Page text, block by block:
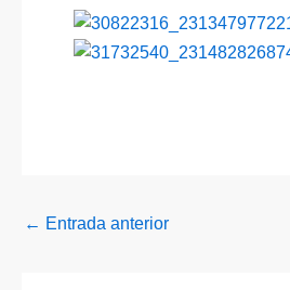
← Entrada anterior